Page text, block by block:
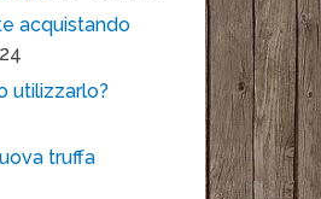
acquistando
utilizzarlo?
truffa